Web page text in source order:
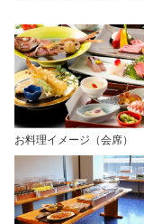
お料理イメージ（会席）